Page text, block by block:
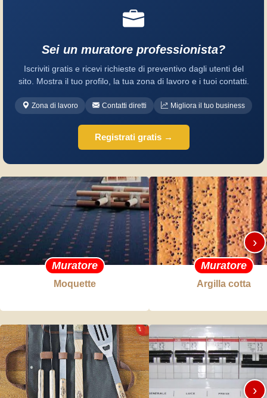
Sei un muratore professionista?
Iscriviti gratis e ricevi richieste di preventivo dagli utenti del
sito. Mostra il tuo profilo, la tua zona di lavoro e i tuoi contatti.
Zona di lavoro Contatti diretti Migliora il tuo business
Registrati gratis →
Muratore
Moquette
Muratore
Argilla cotta
›
›